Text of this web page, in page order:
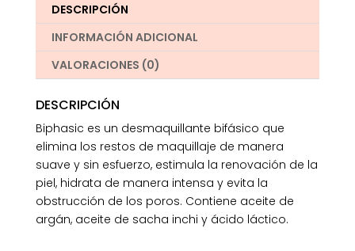
DESCRIPCIÓN
INFORMACIÓN ADICIONAL
VALORACIONES (0)
DESCRIPCIÓN
Biphasic es un desmaquillante bifásico que
elimina los restos de maquillaje de manera
suave y sin esfuerzo, estimula la renovación de la
piel, hidrata de manera intensa y evita la
obstrucción de los poros. Contiene aceite de
argán, aceite de sacha inchi y ácido láctico.